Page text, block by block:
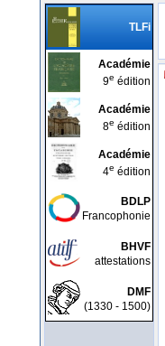
TLFi
Académie
9e édition
Académie
8e édition
Académie
4e édition
BDLP
Francophonie
BHVF
attestations
DMF
(1330 - 1500)